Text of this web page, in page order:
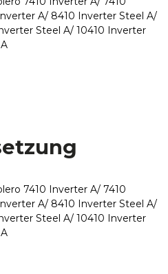
A/ 8410 Inverter Steel A/
Steel A/ 10410 Inverter
7410 Inverter A/ 7410
A/ 8410 Inverter Steel A/
Steel A/ 10410 Inverter